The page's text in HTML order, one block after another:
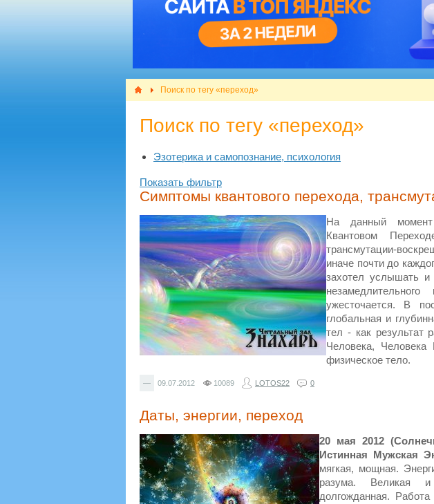
Поиск по тегу «переход»
Поиск по тегу «переход»
Эзотерика и самопознание, психология
Показать фильтр
Симптомы квантового перехода,
На данный
Квантовом
трансмутации-
иначе почти до
захотел услышать и
ужесточается. В
глобальная и
тел - как результат
Человека,
физическое тело.
— 09.07.2012 10089 LOTOS22 0
Даты, энергии, переход
20 мая 2012
Истинная Мужская
мягкая, мощная.
разума. Великая и
долгожданная.